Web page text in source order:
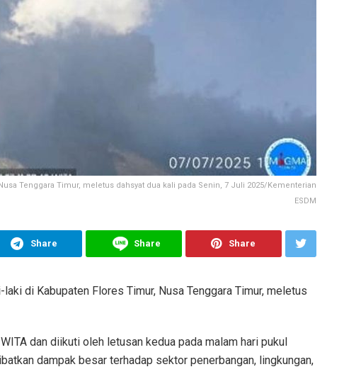
Tenggara Timur, meletus dahsyat dua kali pada Senin, 7 Juli 2025/Kementerian
ESDM
Share Share Share
di Kabupaten Flores Timur, Nusa Tenggara Timur, meletus
dan diikuti oleh letusan kedua pada malam hari pukul
dampak besar terhadap sektor penerbangan, lingkungan,